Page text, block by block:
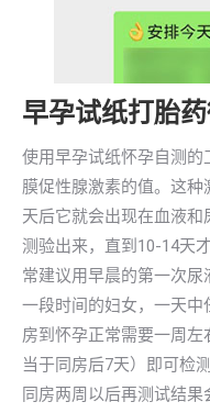
早孕试纸打胎
使用早孕试纸怀孕自测的
膜促性腺激素的值。这
天后它就会出现在血液
测验出来，直到10-14天
常建议用早晨的第一次
一段时间的妇女，一天中
房到怀孕正常需要一周
当于同房后7天）即可检
同房两周以后再测试结果